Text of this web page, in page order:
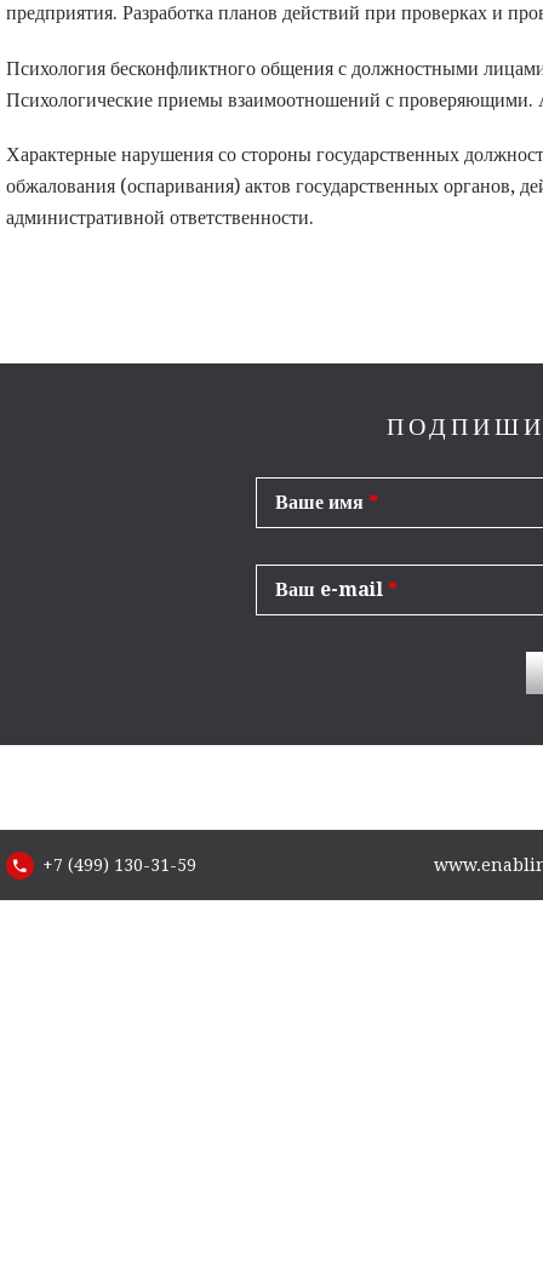
предприятия. Разработка планов действий при проверках и
Психология бесконфликтного общения с должностными
Психологические приемы взаимоотношений с
Характерные нарушения со стороны государственных
обжалования (оспаривания) актов государственных органов,
административной ответственности.
Ваше имя *
Ваш e-mail *
+7 (499) 130-31-59